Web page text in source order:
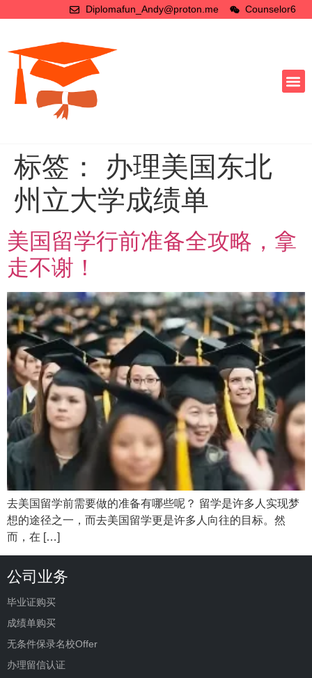
Diplomafun_Andy@proton.me Counselor6
标签： 办理美国东北
州立大学成绩单
美国留学行前准备全攻略，拿
走不谢！
去美国留学前需要做的准备有哪些呢？ 留学是许多人实现梦
想的途径之一，而去美国留学更是许多人向往的目标。然
而，在 […]
公司业务
毕业证购买
成绩单购买
无条件保录名校Offer
办理留信认证